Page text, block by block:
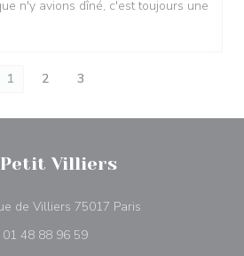
n'y avions dîné, c'est toujours une
1 2 3
Petit Villiers
de Villiers 75017 Paris((abre en una
01 48 88 96 59